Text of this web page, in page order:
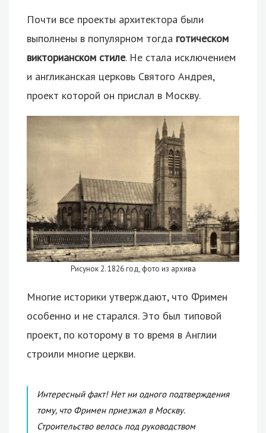
Почти все проекты архитектора были
выполнены в популярном тогда готическом
викторианском стиле. Не стала исключением
и англиканская церковь Святого Андрея,
проект которой он прислал в Москву.
Рисунок 2. 1826 год, фото из архива
Многие историки утверждают, что Фримен
особенно и не старался. Это был типовой
проект, по которому в то время в Англии
строили многие церкви.
Интересный факт! Нет ни одного подтверждения
тому, что Фримен приезжал в Москву.
Строительство велось под руководством